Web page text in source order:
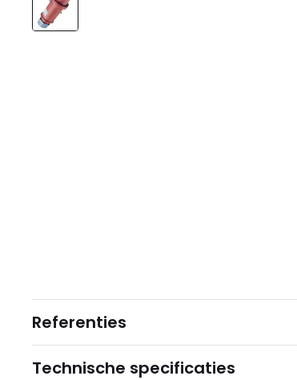
Referenties
Technische specificaties